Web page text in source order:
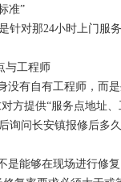
准”
对那24小时上门服
与工程师
有自有工程师，而
方提供“服务点地址
问长安镇报修后多
能够在现场进行修复